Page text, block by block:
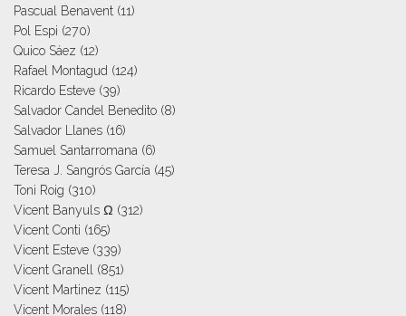
Pascual Benavent (11)
Pol Espi (270)
Quico Sáez (12)
Rafael Montagud (124)
Ricardo Esteve (39)
Salvador Candel Benedito (8)
Salvador Llanes (16)
Samuel Santarromana (6)
Teresa J. Sangrós García (45)
Toni Roig (310)
Vicent Banyuls Ω (312)
Vicent Conti (165)
Vicent Esteve (339)
Vicent Granell (851)
Vicent Martinez (115)
Vicent Morales (118)